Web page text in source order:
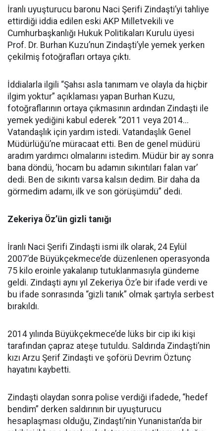
İranlı uyuşturucu baronu Naci Şerifi Zindaşti’yi tahliye
ettirdiği iddia edilen eski AKP Milletvekili ve
Cumhurbaşkanlığı Hukuk Politikaları Kurulu üyesi
Prof. Dr. Burhan Kuzu’nun Zindaşti’yle yemek yerken
çekilmiş fotoğrafları ortaya çıktı.
İddialarla ilgili “Şahsı asla tanımam ve olayla da hiçbir
ilgim yoktur” açıklaması yapan Burhan Kuzu,
fotoğraflarının ortaya çıkmasının ardından Zindaşti ile
yemek yediğini kabul ederek “2011 veya 2014...
Vatandaşlık için yardım istedi. Vatandaşlık Genel
Müdürlüğü’ne müracaat etti. Ben de genel müdürü
aradım yardımcı olmalarını istedim. Müdür bir ay sonra
bana döndü, ‘hocam bu adamın sıkıntıları falan var’
dedi. Ben de sıkıntı varsa kalsın dedim. Bir daha da
görmedim adamı, ilk ve son görüşümdü” dedi.
Zekeriya Öz’ün gizli tanığı
İranlı Naci Şerifi Zindaşti ismi ilk olarak, 24 Eylül
2007’de Büyükçekmece’de düzenlenen operasyonda
75 kilo eroinle yakalanıp tutuklanmasıyla gündeme
geldi. Zindaşti aynı yıl Zekeriya Öz’e bir ifade verdi ve
bu ifade sonrasında “gizli tanık” olmak şartıyla serbest
bırakıldı.
2014 yılında Büyükçekmece’de lüks bir cip iki kişi
tarafından çapraz ateşe tutuldu. Saldırıda Zindaşti’nin
kızı Arzu Şerif Zindaşti ve şoförü Devrim Öztunç
hayatını kaybetti.
Zindaşti olaydan sonra polise verdiği ifadede, “hedef
bendim” derken saldırının bir uyuşturucu
hesaplaşması olduğu, Zindaşti’nin Yunanistan’da bir